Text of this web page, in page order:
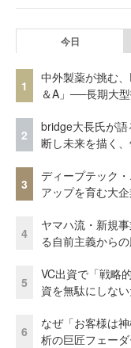
今日
1
中外製薬が挑む
＆A」──長期大
2
bridge大長氏が
断し未来を描く
3
ディープテック
アップを育む大
4
ヤマハ流・新規
る自前主義から
5
VC出資で「戦略
資を無駄にしな
6
なぜ「お客様は
析の巨匠フェー